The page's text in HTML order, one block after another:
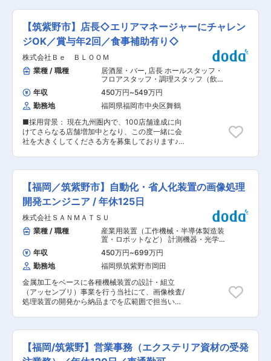
な経験・実績と蓄積したノウハウで、税務・法
務・建築に関するコンサルティングの双方向から
サポートしています。 「Hozenall」「Hozen
all」つまり「保全の全てを網羅する」企業とし
て、快適で安心できる建物環境を目指し、日々進
化し続けの想いを込めての社名です。 福岡県を中
心に新築・改修工事のほか、メンテナンスやリフ
ォーム、資材販売に至るまでトータルに実施して
おり、創業以来30,000世帯以上の住居や商業施
設、医療施設に携わってきました。 ■今後の展
開： 同社は、福岡で長年の実績とノウハウを持っ
ているため、価格の相場、工期、工事の中身を細
かくチェックすることが出来る点が強みです。昨
えておりますが、同社のようなサービス提供が可
能な企業が少ないため、今後の成長に期待が持て
を募集します。 ■具体的には： ＜工事監督支援
業務＞ ・工事の履行に必要となる資料作成 ・施
工状況の照合及び確認 ・地元および関係機関との
協議・調整に必要な資料の作成 ・工事検査への臨
場 等 ・九州各県（福岡、長崎、佐賀、熊本、大
分、鹿児島、業務受注先により変動有）の案件を
担当いただきます。 ・外勤はなく内勤のみです。
■配属部署・組織構成： 34名（30代2名、40代
10名、50代12名、60代10名）が所属していま
す。 ■特徴・魅力： 1979年の創業以来、九州を
フィールドとし、「調査、測量、設計、施工管
理、維持補修」までを社内で一貫して行える総合
建設コンサルタントとして社会資本整備に携わ
リ、その技術力で地域社会のお役に立ちたいとの
思いで事業を展開してまいりました。 現在まで、
国土交通省、地方自治体、民間企業の測量、設
高い評価をいただいております。 変更の範囲：会
社の定める業務
【筑紫野市】店長◇エリアマネージャーにチャレン
ジOK／賞与年2回／食事補助有り◇
株式会社Ｂｅ ＢＬＯＯＭ
業種 / 職種
居酒屋・バー, 店長 ホールスタッフ・
フロアスタッフ・調理スタッフ（飲
食）
年収 450万円~549万円
勤務地
福岡県福岡市中央区舞鶴
■採用背景： 現在九州圏内で、100店舗達成に向
けてさらなる店舗増加中となり、この度一緒に会
社を大きくしてくださる方を募集しております♪
フ教育 など ※将来的には宣伝広告や商品企画
提案も含めお任せします。(最短事例：入社4ヶ月)
■魅力点： ・評価制度：明確な評価基準による年
2回の昇給があります。会社業績に応じて賞与も
有り、頑張りがしっかりと給与に反映されます。
・研修制度：メニューやコース変更時のメニュー
提案や、会議参加、年に1度の新年会や今後は新
入社員研修等も開催予定です。現場と本部がうま
く連携できる会議やイベントを設けています。 ※
詳細はぜひ面接でお伺いください。 ・お休みにつ
いて：シフト制（月8〜9日休）※極力希望に合わ
せるように致します！ ・食事補助について：社内
割引有り ■当社について： 2013年設立。「新和
風九州料理かこみ庵」「九州地鶏居酒屋あや鶏」
など、外食事業を展開し九州を応援する企業で
す。 ◎ブランド一覧 〜九州を応援していま
室 九州素材郷土料理八州、焼き鳥と串かつ 宴会
居酒屋門限やぶり、 鹿児島の台所くろ屋、福岡の
【福岡／筑紫野市】自動化・省人化装置の画像処理
開発エンジニア / 年休125日
株式会社ＳＡＮＭＡＴＳＵ
業種 / 職種
産業用装置（工作機械・半導体製造装
置・ロボットなど） 計測機器・光学機
器・精密機器・分析機器
分析機器 画像処理
年収 450万円~699万円
勤務地
福岡県筑紫野市岡田
金属加工をベースに各種機械装置の設計・組立
（アッセンブリ）事業を行う当社にて、画像検査/
処理装置の開発から納品までを広範囲で担当いた
取引先は多岐に渡ります。比較的幅広い知識と経
験が求められるため、ご自身の経験値アップが可
能な業務です。そのため、ものづくりの醍醐味を
【福岡/筑紫野】営業事務（エクステリア資材の受発